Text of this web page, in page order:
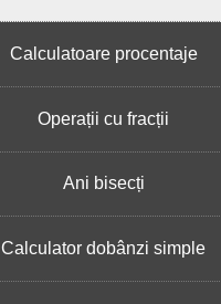
Calculatoare procentaje
Operații cu fracții
Ani bisecți
Calculator dobânzi simple